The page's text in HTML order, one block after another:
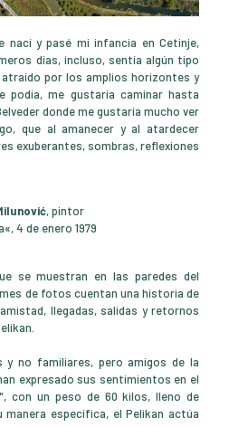
nací y pasé mi infancia en Cetinje,
días, incluso, sentía algún tipo
atraído por los amplios horizontes y
podía, me gustaría caminar hasta
donde me gustaría mucho ver
que al amanecer y al atardecer
exuberantes, sombras, reflexiones
, pintor
4 de enero 1979
se muestran en las paredes del
de fotos cuentan una historia de
llegadas, salidas y retornos
y no familiares, pero amigos de la
expresado sus sentimientos en el
con un peso de 60 kilos, lleno de
específica, el Pelikan actúa